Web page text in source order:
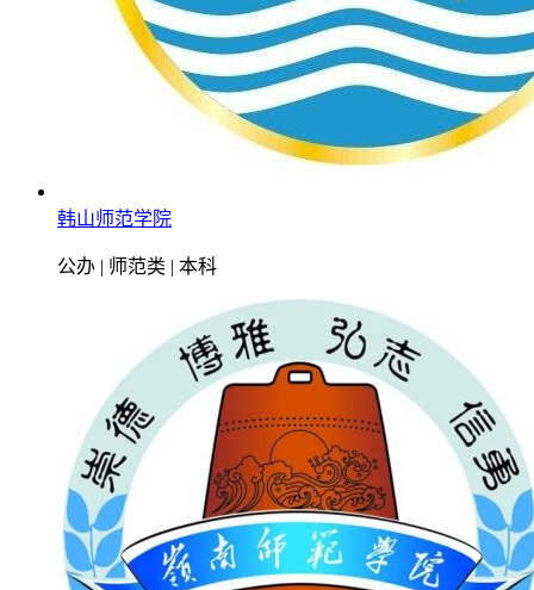
韩山师范学院
公办 | 师范类 | 本科